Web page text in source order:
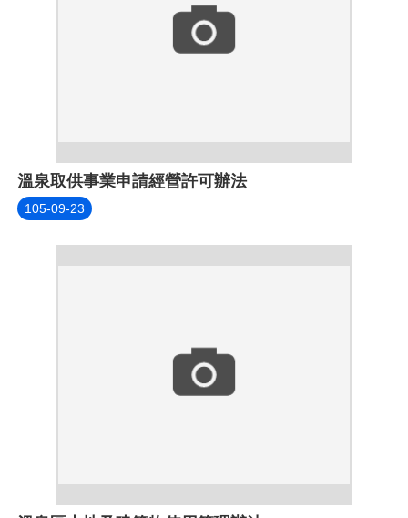
溫泉取供事業申請經營許可辦法
105-09-23